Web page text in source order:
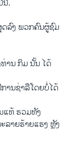
ນີ້.
ດລົງ ພວກຄົນຜູ້ຊົມ
ານ ກິມ ນັ້ນ ໄດ້
ານຊ່າລືໂດຍບໍ່ໄດ້
ແທ້ ຮວມທັງ
ລາຍຮ້າຍແຮງ ຫຼັງ